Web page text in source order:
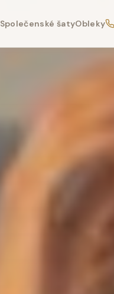
Společenské šatyObleky